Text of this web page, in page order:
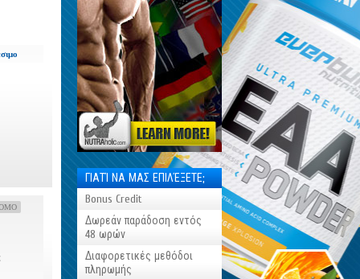
ΓΙΑΤΊ ΝΑ ΜΑΣ ΕΠΙΛΈΞΕΤΕ;
Bonus Credit
Δωρεάν παράδοση εντός
48 ωρών
Διαφορετικές μεθόδοι
πληρωμής